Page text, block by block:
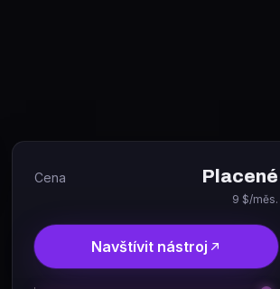
Cena Placené
9 $/měs.
Navštívit nástroj